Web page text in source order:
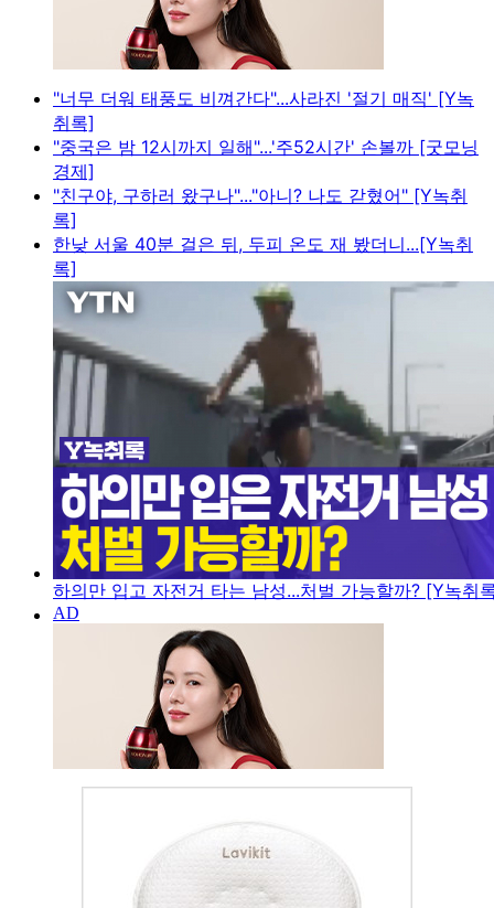
"너무 더워 태풍도 비껴간다"...사라진 '절기 매직' [Y녹
취록]
"중국은 밤 12시까지 일해"...'주52시간' 손볼까 [굿모닝
경제]
"친구야, 구하러 왔구나"..."아니? 나도 갇혔어" [Y녹취
록]
한낮 서울 40분 걸은 뒤, 두피 온도 재 봤더니...[Y녹취
록]
하의만 입고 자전거 타는 남성...처벌 가능할까? [Y녹취